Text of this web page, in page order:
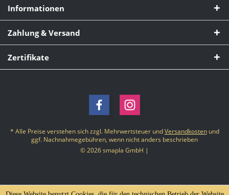
Informationen
Zahlung & Versand
Zertifikate
* Alle Preise verstehen sich zzgl. Mehrwertsteuer undVersandkostenund
ggf. Nachnahmegebühren, wenn nicht anders beschrieben
© 2026 smapla GmbH |